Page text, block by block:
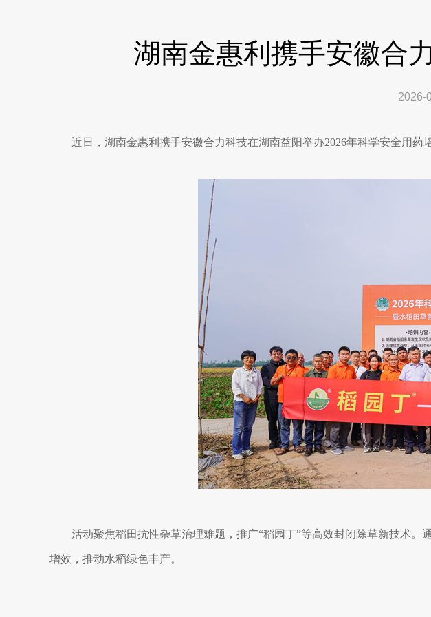
湖南金惠利携手安徽合
2026-
近日，湖南金惠利携手安徽合力科技在湖南益阳举办2026年科学安全用药
活动聚焦稻田抗性杂草治理难题，推广“稻园丁”等高效封闭除草新技术
增效，推动水稻绿色丰产。